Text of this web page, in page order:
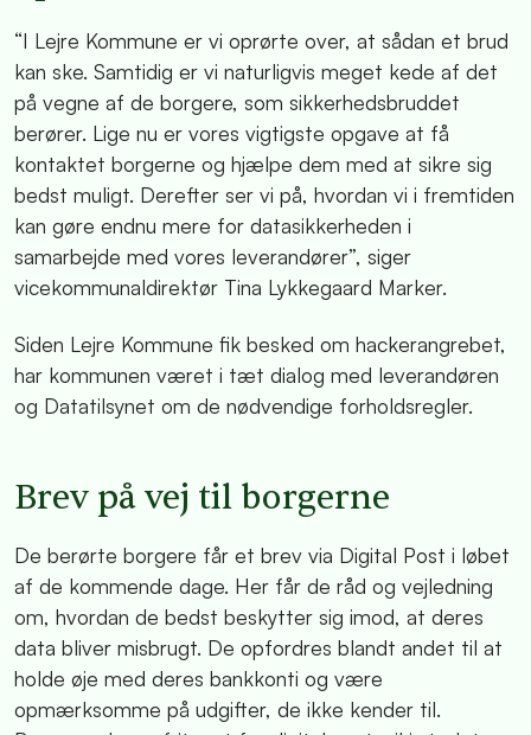
“I Lejre Kommune er vi oprørte over, at sådan et brud
kan ske. Samtidig er vi naturligvis meget kede af det
på vegne af de borgere, som sikkerhedsbruddet
berører. Lige nu er vores vigtigste opgave at få
kontaktet borgerne og hjælpe dem med at sikre sig
bedst muligt. Derefter ser vi på, hvordan vi i fremtiden
kan gøre endnu mere for datasikkerheden i
samarbejde med vores leverandører”, siger
vicekommunaldirektør Tina Lykkegaard Marker.
Siden Lejre Kommune fik besked om hackerangrebet,
har kommunen været i tæt dialog med leverandøren
og Datatilsynet om de nødvendige forholdsregler.
Brev på vej til borgerne
De berørte borgere får et brev via Digital Post i løbet
af de kommende dage. Her får de råd og vejledning
om, hvordan de bedst beskytter sig imod, at deres
data bliver misbrugt. De opfordres blandt andet til at
holde øje med deres bankkonti og være
opmærksomme på udgifter, de ikke kender til.